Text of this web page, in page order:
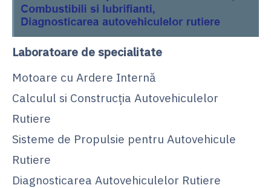
Laboratoare de specialitate
Motoare cu Ardere Internă
Calculul si Construcția Autovehiculelor
Rutiere
Sisteme de Propulsie pentru Autovehicule
Rutiere
Diagnosticarea Autovehiculelor Rutiere